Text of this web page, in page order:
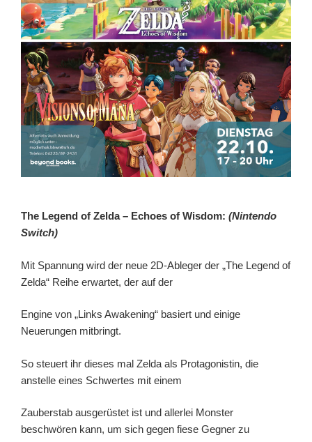
The Legend of Zelda – Echoes of Wisdom: (Nintendo
Switch)
Mit Spannung wird der neue 2D-Ableger der „The Legend of
Zelda“ Reihe erwartet, der auf der
Engine von „Links Awakening“ basiert und einige
Neuerungen mitbringt.
So steuert ihr dieses mal Zelda als Protagonistin, die
anstelle eines Schwertes mit einem
Zauberstab ausgerüstet ist und allerlei Monster
beschwören kann, um sich gegen fiese Gegner zu